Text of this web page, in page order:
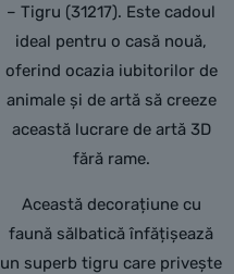
– Tigru (31217). Este cadoul
ideal pentru o casă nouă,
oferind ocazia iubitorilor de
animale și de artă să creeze
această lucrare de artă 3D
fără rame.
Această decorațiune cu
faună sălbatică înfățișează
un superb tigru care privește